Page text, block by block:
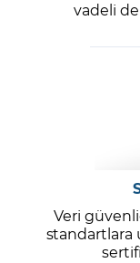
vadeli
Veri
standartlara